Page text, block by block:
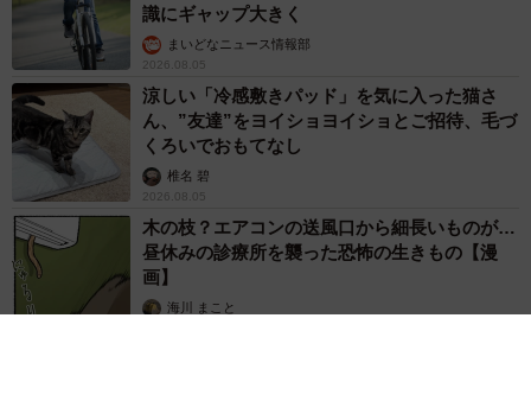
識にギャップ大きく
まいどなニュース情報部
2026.08.05
涼しい「冷感敷きパッド」を気に入った猫さ
ん、”友達”をヨイショヨイショとご招待、毛づ
くろいでおもてなし
椎名 碧
2026.08.05
木の枝？エアコンの送風口から細長いものが…
昼休みの診療所を襲った恐怖の生きもの【漫
画】
海川 まこと